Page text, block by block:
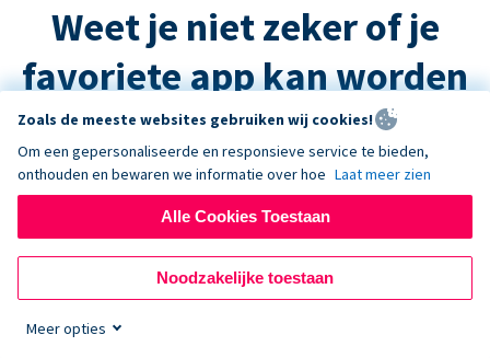
Weet je niet zeker of je
favoriete app kan worden
geïntegreerd?
Het antwoord is waarschijnlijk ja, maar
neem contact op met de ondersteuning
en we helpen u graag verder!
Zoals de meeste websites gebruiken wij cookies!
Om een gepersonaliseerde en responsieve service te bieden,
onthouden en bewaren we informatie over hoe Laat meer zien
Alle Cookies Toestaan
Noodzakelijke toestaan
Meer opties